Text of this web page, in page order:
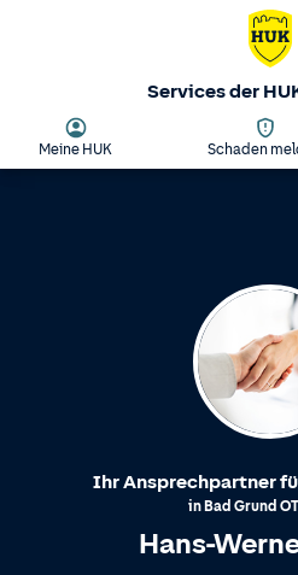
Services der
Meine HUK Schaden
Ihr Ansprechpartner
in Bad Grund OT
Hans-